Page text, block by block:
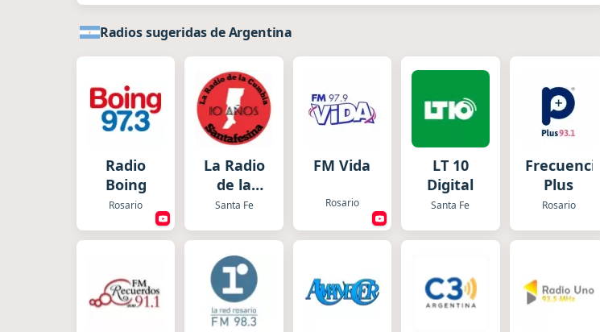
Radios sugeridas de Argentina
Radio
Boing
Rosario
La Radio
de la
Cumbia
Santafesina
Santa Fe
FM Vida
Rosario
LT 10
Digital
Santa Fe
Frecuencia
Plus
Rosario